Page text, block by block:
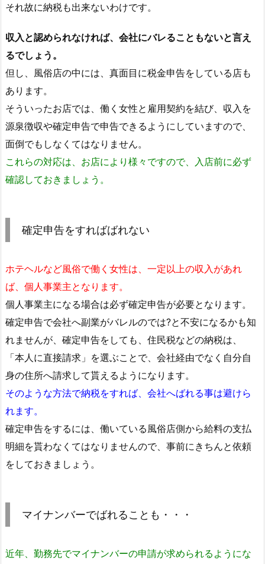
それ故に納税も出来ないわけです。
収入と認められなければ、会社にバレることもないと言え
るでしょう。
但し、風俗店の中には、真面目に税金申告をしている店も
あります。
そういったお店では、働く女性と雇用契約を結び、収入を
源泉徴収や確定申告で申告できるようにしていますので、
面倒でもしなくてはなりません。
これらの対応は、お店により様々ですので、入店前に必ず
確認しておきましょう。
確定申告をすればばれない
ホテヘルなど風俗で働く女性は、一定以上の収入があれ
ば、個人事業主となります。
個人事業主になる場合は必ず確定申告が必要となります。
確定申告で会社へ副業がバレルのでは?と不安になるかも知
れませんが、確定申告をしても、住民税などの納税は、
「本人に直接請求」を選ぶことで、会社経由でなく自分自
身の住所へ請求して貰えるようになります。
そのような方法で納税をすれば、会社へばれる事は避けら
れます。
確定申告をするには、働いている風俗店側から給料の支払
明細を貰わなくてはなりませんので、事前にきちんと依頼
をしておきましょう。
マイナンバーでばれることも・・・
近年、勤務先でマイナンバーの申請が求められるようにな